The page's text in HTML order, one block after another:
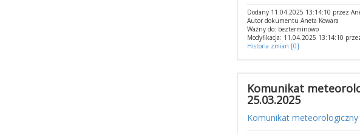
Dodany 11.04.2025 13:14:10 przez
Autor dokumentu Aneta Kowara
Ważny do: bezterminowo
Modyfikacja: 11.04.2025 13:14:10
Historia zmian [0]
Komunikat
25.03.2025
Komunikat meteorologiczny